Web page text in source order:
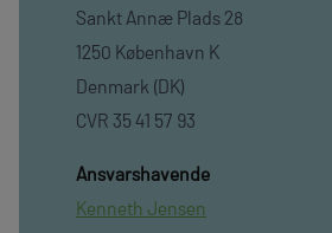
Sankt Annæ Plads 28
1250 København K
Denmark (DK)
CVR 35 41 57 93
Ansvarshavende
Kenneth Jensen